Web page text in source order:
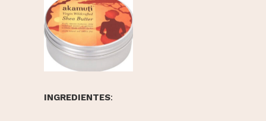
INGREDIENTES: